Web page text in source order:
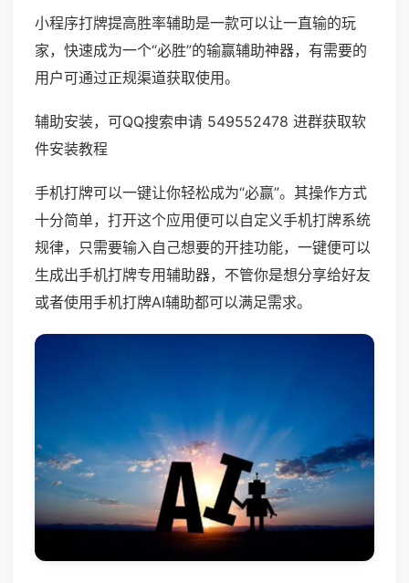
小程序打牌提高胜率辅助是一款可以让一直输的玩
家，快速成为一个“必胜”的输赢辅助神器，有需要的
用户可通过正规渠道获取使用。
辅助安装，可QQ搜索申请 549552478 进群获取软
件安装教程
手机打牌可以一键让你轻松成为“必赢”。其操作方式
十分简单，打开这个应用便可以自定义手机打牌系统
规律，只需要输入自己想要的开挂功能，一键便可以
生成出手机打牌专用辅助器，不管你是想分享给好友
或者使用手机打牌AI辅助都可以满足需求。